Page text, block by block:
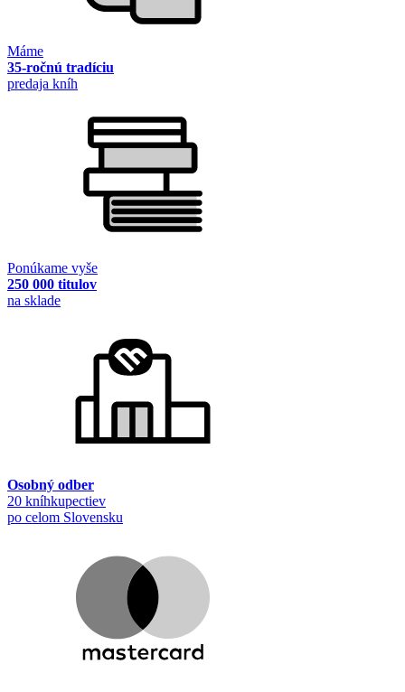
Máme
35-ročnú tradíciu
predaja kníh
Ponúkame vyše
250 000 titulov
na sklade
Osobný odber
20 kníhkupectiev
po celom Slovensku